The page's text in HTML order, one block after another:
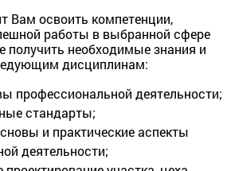
Вам освоить компетенции,
работы в выбранной сфере
получить необходимые знания и
дисциплинам:
профессиональной деятельности;
стандарты;
и практические аспекты
деятельности;